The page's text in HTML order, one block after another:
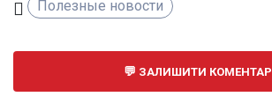
Полезные новости
ЗАЛИШИТИ КОМЕНТАР